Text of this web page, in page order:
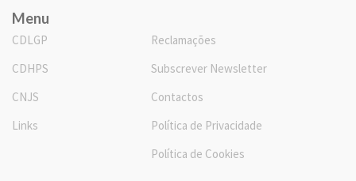
Menu
CDLGP
CDHPS
CNJS
Links
Reclamações
Subscrever Newsletter
Contactos
Política de Privacidade
Política de Cookies